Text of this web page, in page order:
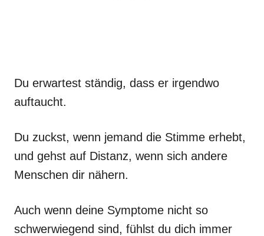
Du erwartest ständig, dass er irgendwo
auftaucht.
Du zuckst, wenn jemand die Stimme erhebt,
und gehst auf Distanz, wenn sich andere
Menschen dir nähern.
Auch wenn deine Symptome nicht so
schwerwiegend sind, fühlst du dich immer